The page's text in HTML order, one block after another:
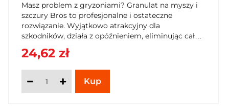
Masz problem z gryzoniami? Granulat na myszy i
szczury Bros to profesjonalne i ostateczne
rozwiązanie. Wyjątkowo atrakcyjny dla
szkodników, działa z opóźnieniem, eliminując całą
kolonię. Produkt biobójczy do użytku
profesjonalnego. Zabezpiecz swoje otoczenie – kup
24,62 zł